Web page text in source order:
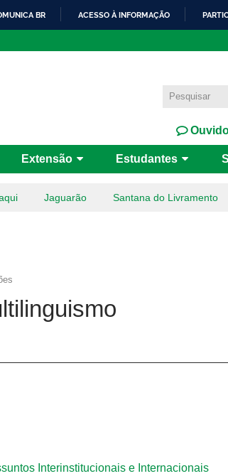
BR ACESSO À INFORMAÇÃO
Extensão Estudantes
Jaguarão Santana do Livramento
Interinstitucionais e Internacionais